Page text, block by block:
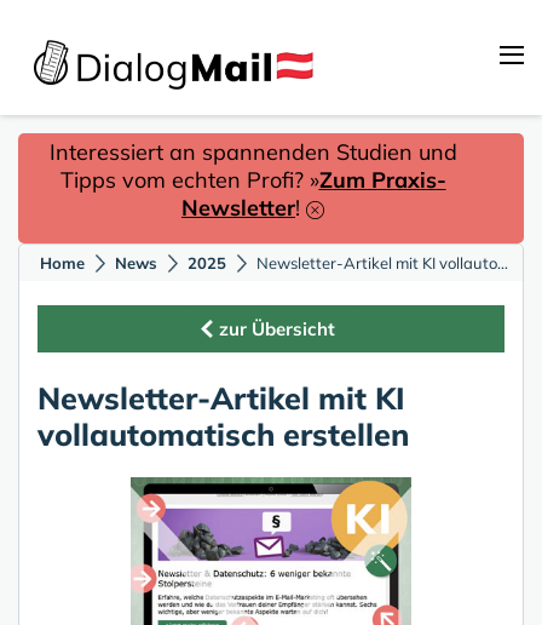
Interessiert an spannenden Studien und
Tipps vom echten Profi? »Zum Praxis-
Newsletter!
Home News 2025 Newsletter-Artikel mit KI vollautomatisch erstellen
zur Übersicht
Newsletter-Artikel mit KI
vollautomatisch erstellen